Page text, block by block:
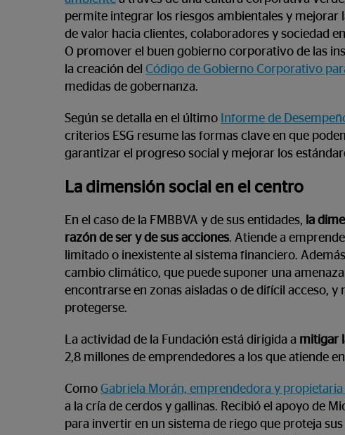
permite integrar los riesgos ambientales y mejorar
de valor hacia clientes, colaboradores y sociedad
O promover el buen gobierno corporativo de las
la creación del Código de Gobierno Corporativo
medidas de gobernanza.
Según se detalla en el último Informe de
criterios ESG resume las formas clave en que
garantizar el progreso social y mejorar los
La dimensión social en el centro
En el caso de la FMBBVA y de sus entidades, la
razón de ser y de sus acciones. Atiende a
limitado o inexistente al sistema financiero.
cambio climático, que puede suponer una
encontrarse en zonas aisladas o de difícil acceso,
protegerse.
La actividad de la Fundación está dirigida a mitigar
2,8 millones de emprendedores a los que atiende
Como Gabriela Morán, emprendedora y
a la cría de cerdos y gallinas. Recibió el apoyo de
para invertir en un sistema de riego que proteja